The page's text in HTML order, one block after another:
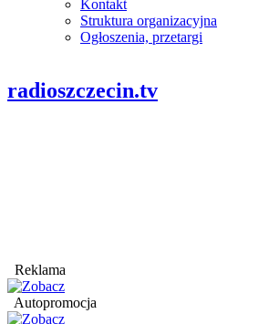
Kontakt
Struktura organizacyjna
Ogłoszenia, przetargi
radioszczecin.tv
Reklama
Autopromocja